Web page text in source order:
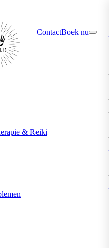
ContactBoek nu
& Reiki